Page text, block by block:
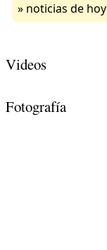
noticias de hoy
Videos
Fotografía